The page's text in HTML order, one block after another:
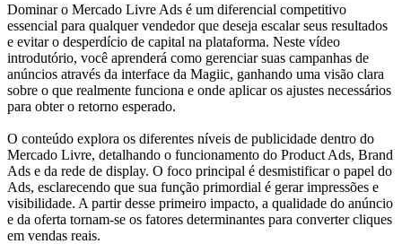
Dominar o Mercado Livre Ads é um diferencial competitivo
essencial para qualquer vendedor que deseja escalar seus resultados
e evitar o desperdício de capital na plataforma. Neste vídeo
introdutório, você aprenderá como gerenciar suas campanhas de
anúncios através da interface da Magiic, ganhando uma visão clara
sobre o que realmente funciona e onde aplicar os ajustes necessários
para obter o retorno esperado.
O conteúdo explora os diferentes níveis de publicidade dentro do
Mercado Livre, detalhando o funcionamento do Product Ads, Brand
Ads e da rede de display. O foco principal é desmistificar o papel do
Ads, esclarecendo que sua função primordial é gerar impressões e
visibilidade. A partir desse primeiro impacto, a qualidade do anúncio
e da oferta tornam-se os fatores determinantes para converter cliques
em vendas reais.